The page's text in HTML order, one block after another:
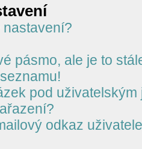
pásmo, ale je to
pod uživatelským
odkaz